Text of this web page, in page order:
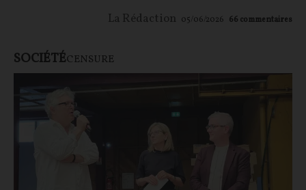
La Rédaction 05/06/2026 66 commentaires
SOCIÉTÉCENSURE